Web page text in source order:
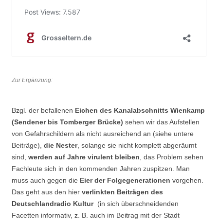
Zur Ergänzung:
Bzgl. der befallenen Eichen des Kanalabschnitts Wienkamp
(Sendener bis Tomberger Brücke) sehen wir das Aufstellen
von Gefahrschildern als nicht ausreichend an (siehe untere
Beiträge), die Nester, solange sie nicht komplett abgeräumt
sind, werden auf Jahre virulent bleiben , das Problem sehen
Fachleute sich in den kommenden Jahren zuspitzen. Man
muss auch gegen die Eier der Folgegenerationen vorgehen.
Das geht aus den hier verlinkten Beiträgen des
Deutschlandradio Kultur(in sich überschneidenden
Facetten informativ, z. B. auch im Beitrag mit der Stadt